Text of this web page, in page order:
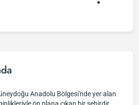
Anadolu Bölgesi'nde yer alan